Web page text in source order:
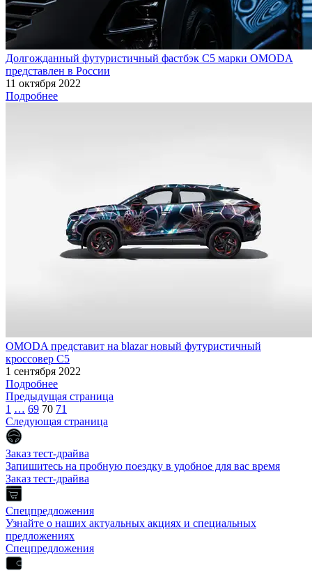
Долгожданный футуристичный фастбэк С5 марки OMODA
представлен в России
11 октября 2022
Подробнее
OMODA представит на blazar новый футуристичный
кроссовер С5
1 сентября 2022
Подробнее
Предыдущая страница
1 … 69 70 71
Следующая страница
Заказ тест-драйва
Запишитесь на пробную поездку в удобное для вас время
Заказ тест-драйва
Спецпредложения
Узнайте о наших актуальных акциях и специальных
предложениях
Спецпредложения